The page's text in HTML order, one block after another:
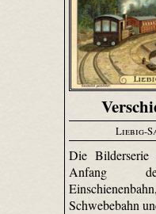
Liebig-
Die Bilderserie
Anfang
Schwebebahn